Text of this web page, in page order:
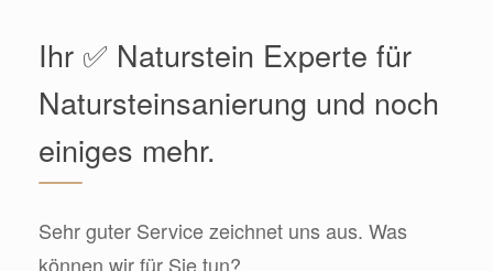
Ihr ✅ Naturstein Experte für
Natursteinsanierung und noch
einiges mehr.
Sehr guter Service zeichnet uns aus. Was
können wir für Sie tun?